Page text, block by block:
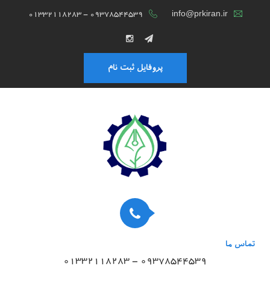
01332118283 - 09378544539 info@prkiran.ir
پروفایل ثبت نام
تماس ما
01332118283 - 09378544539